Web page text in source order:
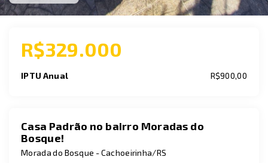
R$329.000
IPTU Anual R$900,00
Casa Padrão no bairro Moradas do
Bosque!
Morada do Bosque - Cachoeirinha/RS